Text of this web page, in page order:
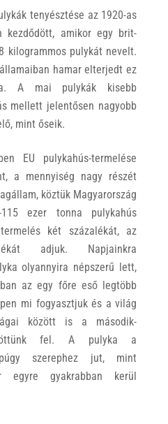
tenyésztése az 1920-as
kezdődött, amikor egy brit-
kilogrammos pulykát nevelt.
hamar elterjedt ez
A mai pulykák kisebb
mellett jelentősen nagyobb
mint őseik.
EU pulykahús-termelése
a mennyiség nagy részét
köztük Magyarország
ezer tonna pulykahús
két százalékát, az
adjuk. Napjainkra
olyannyira népszerű lett,
az egy főre eső legtöbb
mi fogyasztjuk és a világ
között is a második-
fel. A pulyka a
szerephez jut, mint
egyre gyakrabban kerül